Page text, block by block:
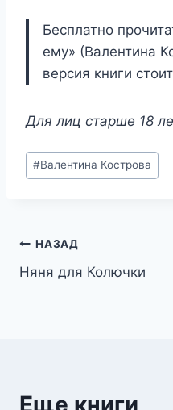
Бесплатно
ему» (Валентина
версия книги
Для лиц старше 18
Метки
записи:
#Валентина Кострова
Навигация
по
НАЗАД
Няня для Колючки
Еще книги